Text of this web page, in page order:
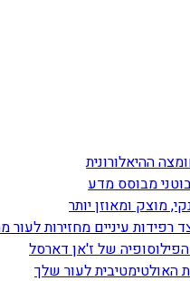
ההיאלורונית
מבוסס מדע
מוצק ומאוזן יותר
רפידות עיניים מחזירות לעור
של ז'אן דארסל
האולטימטיבית לעור שלך